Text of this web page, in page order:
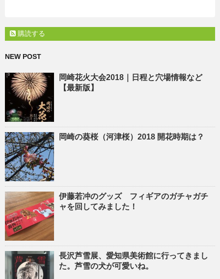
購読する
NEW POST
岡崎花火大会2018｜日程と穴場情報など
【最新版】
岡崎の葵桜（河津桜）2018 開花時期は？
伊藤若冲のグッズ フィギアのガチャガチ
ャを回してみました！
長沢芦雪展、愛知県美術館に行ってきまし
た。芦雪の犬が可愛いね。